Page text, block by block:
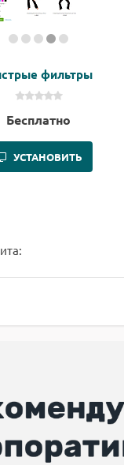
фильтры
Бесплатно
УСТАНОВИТЬ